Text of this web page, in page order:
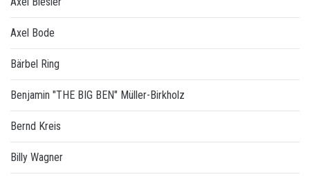
Axel Bode
Bärbel Ring
Benjamin "THE BIG BEN" Müller-Birkholz
Bernd Kreis
Billy Wagner